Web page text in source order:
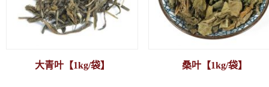
大青叶【1kg/袋】 桑叶【1kg/袋】